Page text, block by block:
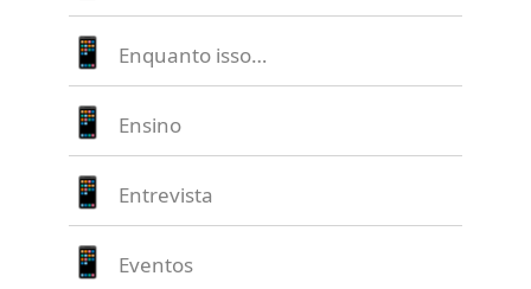
Enquanto isso…
Ensino
Entrevista
Eventos